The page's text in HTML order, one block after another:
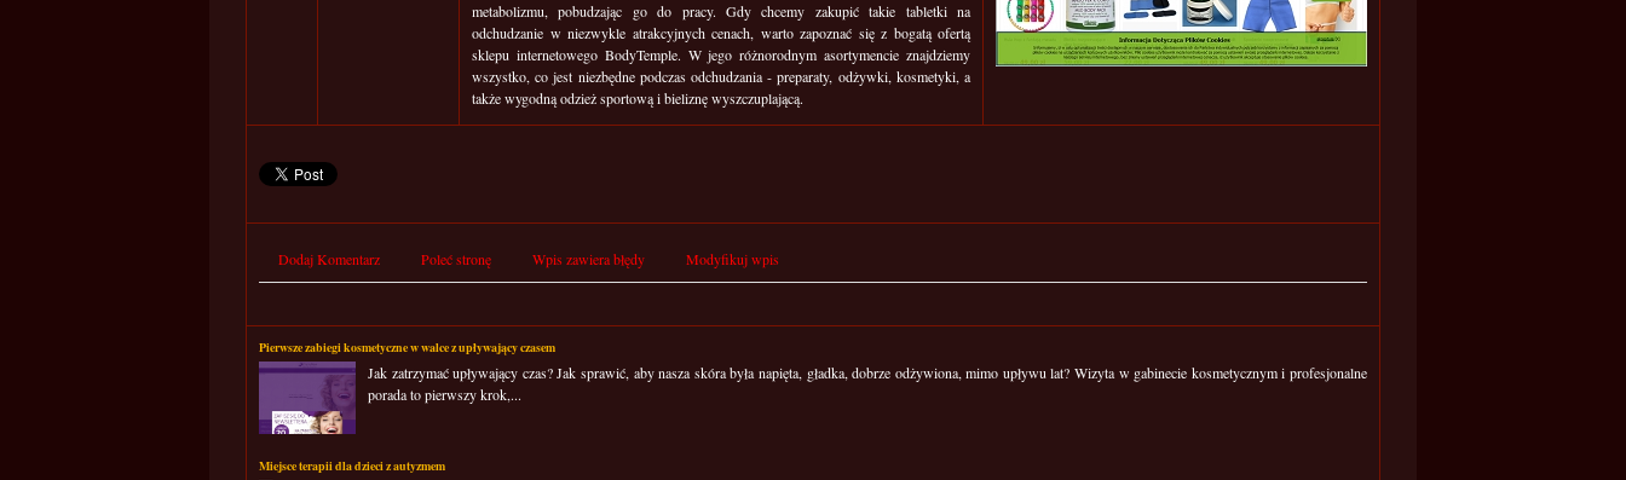
metabolizmu, pobudzając go do pracy. Gdy chcemy zakupić takie tabletki na
odchudzanie w niezwykle atrakcyjnych cenach, warto zapoznać się z bogatą ofertą
sklepu internetowego BodyTemple. W jego różnorodnym asortymencie znajdziemy
wszystko, co jest niezbędne podczas odchudzania - preparaty, odżywki, kosmetyki, a
także wygodną odzież sportową i bieliznę wyszczuplającą.
Dodaj Komentarz Poleć stronę Wpis zawiera błędy Modyfikuj wpis
Pierwsze zabiegi kosmetyczne w walce z upływający czasem
Jak zatrzymać upływający czas? Jak sprawić, aby nasza skóra była napięta, gładka, dobrze odżywiona, mimo upływu lat? Wizyta w gabinecie kosmetycznym i profesjonalne
porada to pierwszy krok,...
Miejsce terapii dla dzieci z autyzmem